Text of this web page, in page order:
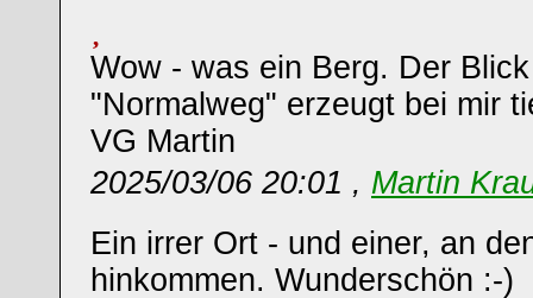
Wow - was ein Berg. Der
"Normalweg" erzeugt bei mir
VG Martin
2025/03/06 20:01 , Martin
Ein irrer Ort - und einer, an
hinkommen. Wunderschön :-)